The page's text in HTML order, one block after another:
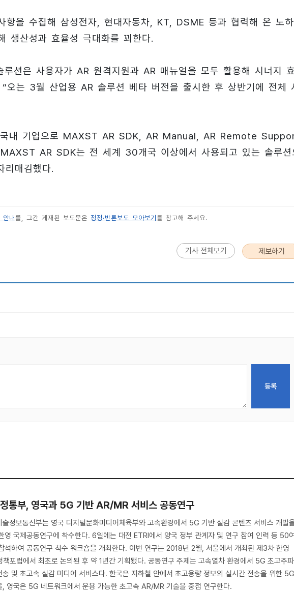
항을 수집해 삼성전자, 현대자동차, KT, DSME 등과 협력해 온 노
생산성과 효율성 극대화를 꾀한다.
션은 사용자가 AR 원격지원과 AR 매뉴얼을 모두 활용해 시너지
오는 3월 산업용 AR 솔루션 베타 버전을 출시한 후 상반기에 전체
내 기업으로 MAXST AR SDK, AR Manual, AR Remote
AR SDK는 전 세계 30개국 이상에서 사용되고 있는 솔루션
매김했다.
내 를, 그간 게재된 보도문은 정정·반론보도 모아보기 를 참고해 주세요.
기사 전체보기 제보하기
통부, 영국과 5G 기반 AR/MR 서비스 공동연구
술정보통신부는 영국 디지털문화미디어체육부와 고속환경에서 5G 기반 실감 콘텐츠 서비스 개발
영 국제공동연구에 착수한다. 6일에는 대전 ETRI에서 양국 정부 관계자 및 연구 참여 인력 등 50여
석하여 공동연구 착수 워크숍을 개최한다. 이번 연구는 2018년 2월, 서울에서 개최된 제3차 한영
책포럼에서 최초로 논의된 후 약 1년간 기획됐다. 공동연구 주제는 고속열차 환경에서 5G 초고주파
송 및 초고속 실감 미디어 서비스다. 한국은 지하철 안에서 초고용량 정보의 실시간 전송을 위한 5G
, 영국은 5G 네트워크에서 운용 가능한 초고속 AR/MR 기술을 중점 연구한다.